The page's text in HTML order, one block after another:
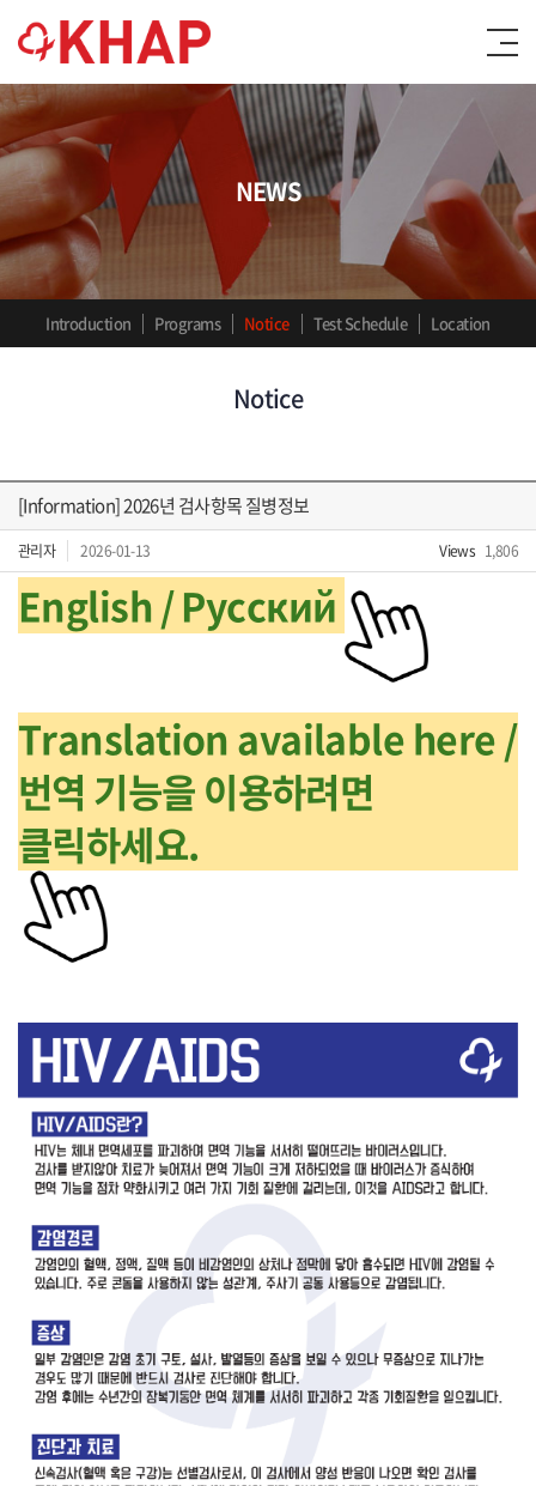
NEWS
Introduction Programs Notice Test Schedule Location
Notice
[Information] 2026년 검사항목 질병정보
관리자 2026-01-13 Views 1,806
English / Русский
Translation available here /
번역 기능을 이용하려면
클릭하세요.